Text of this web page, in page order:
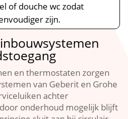
of douche wc zodat
zijn.​
en thermostaten zorgen
van Geberit en Grohe
achter
onderhoud mogelijk blijft